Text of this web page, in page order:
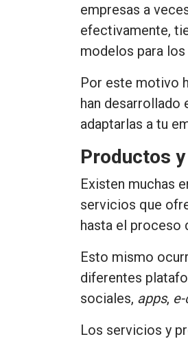
empresas a
efectivamente,
modelos para
Por este motivo
han desarrollado
adaptarlas a tu
Productos
Existen muchas
servicios que
hasta el proceso
Esto mismo
diferentes
sociales, apps,
Los servicios y